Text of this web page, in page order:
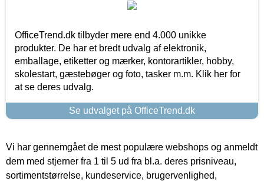
OfficeTrend.dk tilbyder mere end 4.000 unikke
produkter. De har et bredt udvalg af elektronik,
emballage, etiketter og mærker, kontorartikler, hobby,
skolestart, gæstebøger og foto, tasker m.m. Klik her for
at se deres udvalg.
Se udvalget på OfficeTrend.dk
Vi har gennemgået de mest populære webshops og anmeldt
dem med stjerner fra 1 til 5 ud fra bl.a. deres prisniveau,
sortimentstørrelse, kundeservice, brugervenlighed,